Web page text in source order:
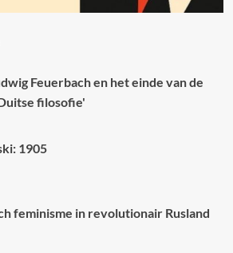
Feuerbach en het einde van de
filosofie'
1905
feminisme in revolutionair Rusland